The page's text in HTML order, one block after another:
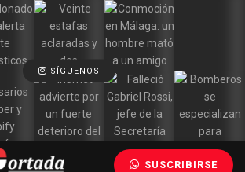
SÍGUENOS
SUSCRIBIRSE